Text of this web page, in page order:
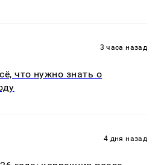
3 часа назад
что нужно знать о
4 дня назад